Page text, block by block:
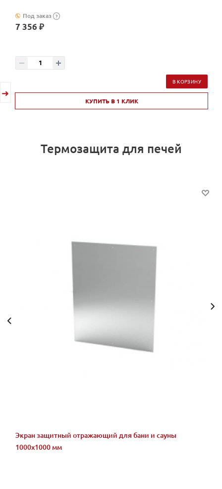
Под заказ ?
7 356 ₽
В КОРЗИНУ
КУПИТЬ В 1 КЛИК
Термозащита для печей
Экран защитный отражающий для бани и сауны
1000х1000 мм